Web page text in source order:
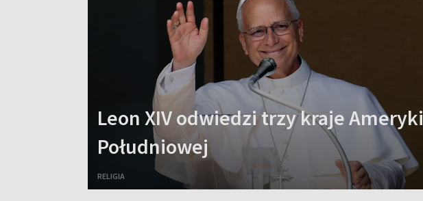
Leon XIV odwiedzi trzy kraje Ameryki
Południowej
RELIGIA